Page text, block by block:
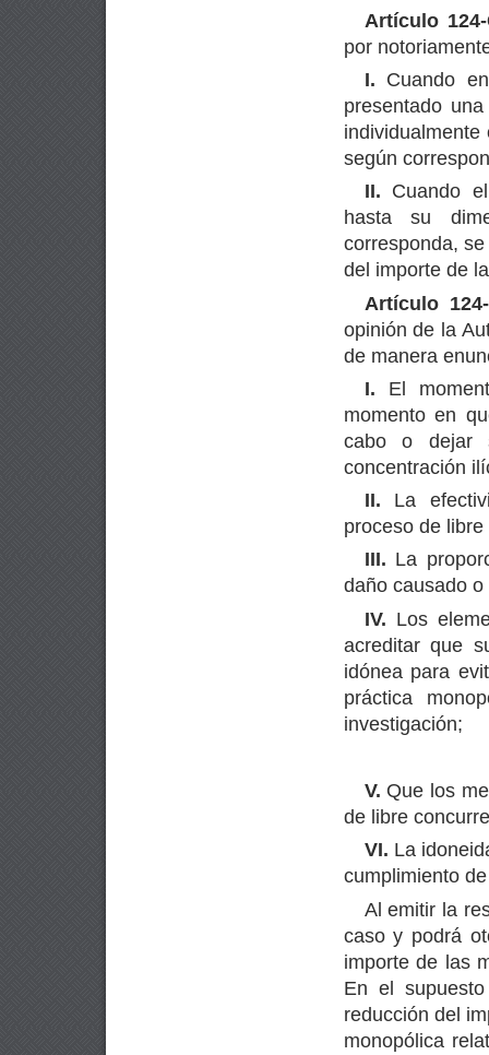
Artículo 124-
por
I. Cuando
presentado
según
II. Cuando
hasta su
corresponda,
del importe de
Artículo
opinión de la
de manera
I. El
momento en
cabo o dejar
concentración
II. La
proceso de
III. La
daño causado
IV. Los
acreditar que
idónea para
práctica
investigación;
V. Que los
de libre
VI. La
cumplimiento
Al emitir la
caso y podrá
importe de las
En el
reducción del
monopólica